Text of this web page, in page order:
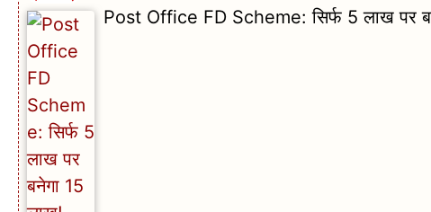
Post Office FD Scheme: सिर्फ 5 लाख पर